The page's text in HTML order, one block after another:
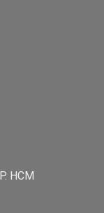
HCM